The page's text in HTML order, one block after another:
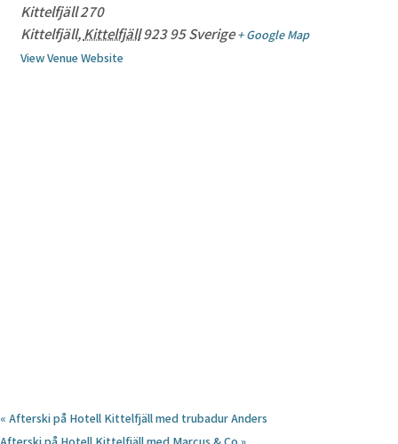
Kittelfjäll 270
Kittelfjäll, Kittelfjäll 923 95 Sverige + Google Map
View Venue Website
« Afterski på Hotell Kittelfjäll med trubadur Anders
Afterski på Hotell Kittelfjäll med Marcus & Co»